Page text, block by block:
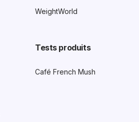
WeightWorld
Tests produits
Café French Mush